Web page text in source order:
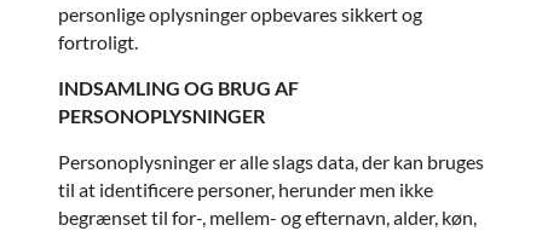
personlige oplysninger opbevares sikkert og
fortroligt.
INDSAMLING OG BRUG AF
PERSONOPLYSNINGER
Personoplysninger er alle slags data, der kan bruges
til at identificere personer, herunder men ikke
begrænset til for-, mellem- og efternavn, alder, køn,